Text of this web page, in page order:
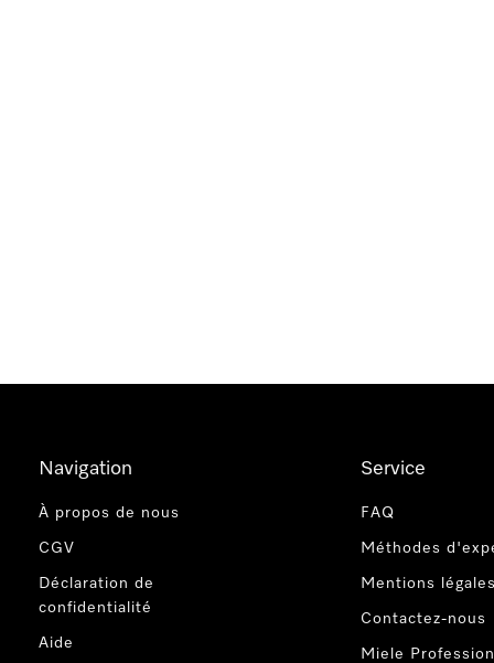
Navigation
À propos de nous
CGV
Déclaration de
confidentialité
Aide
Service
FAQ
Méthodes
Mentions
Contactez-nous
Miele